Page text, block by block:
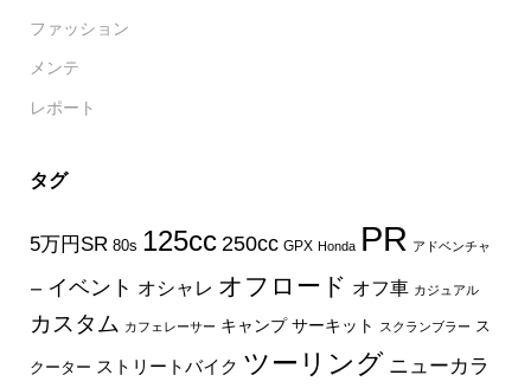
ファッション
メンテ
レポート
タグ
5万円SR 80s 125cc 250cc GPX Honda PR アドベンチャ
ー イベント オシャレ オフロード オフ車 カジュアル
カスタム カフェレーサー キャンプ サーキット スクランブラー ス
クーター ストリートバイク ツーリング ニューカラ